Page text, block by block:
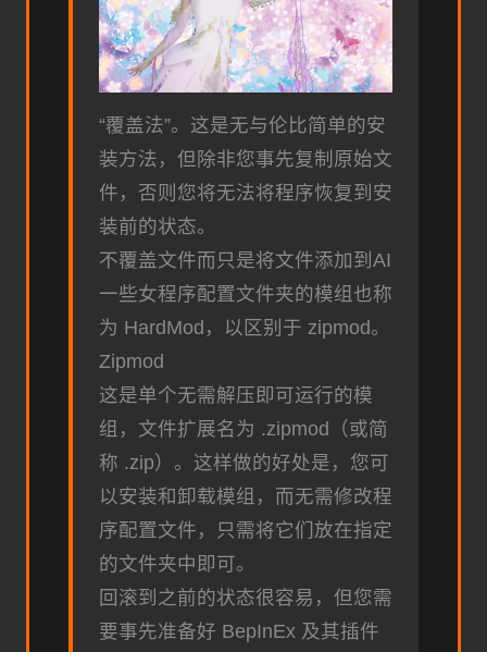
“覆盖法”。这是无与伦比简单的安
装方法，但除非您事先复制原始文
件，否则您将无法将程序恢复到安
装前的状态。
不覆盖文件而只是将文件添加到AI
一些女程序配置文件夹的模组也称
为 HardMod，以区别于 zipmod。
Zipmod
这是单个无需解压即可运行的模
组，文件扩展名为 .zipmod（或简
称 .zip）。这样做的好处是，您可
以安装和卸载模组，而无需修改程
序配置文件，只需将它们放在指定
的文件夹中即可。
回滚到之前的状态很容易，但您需
要事先准备好 BepInEx 及其插件